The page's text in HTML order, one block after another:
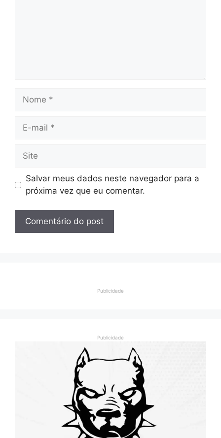
Nome
Site
Salvar meus dados neste navegador para a
próxima vez que eu comentar.
Publicidade
Publicidade